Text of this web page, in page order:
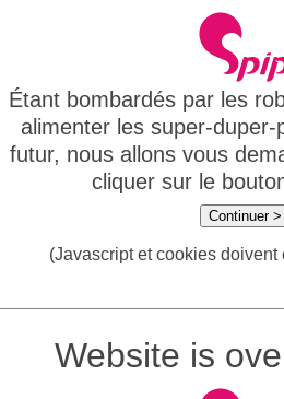
Étant bombardés par les
alimenter les super-duper-
futur, nous allons vous
cliquer sur le
Continuer >
(Javascript et cookies doivent
Website is